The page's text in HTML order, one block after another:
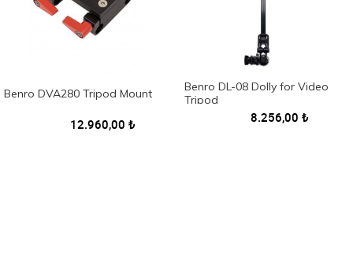
Benro DVA280 Tripod Mount
12.960,00 ₺
Benro DL-08 Dolly for Video
Tripod
8.256,00 ₺